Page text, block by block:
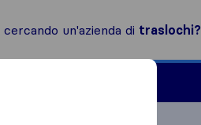
cercando un'azienda di traslochi?